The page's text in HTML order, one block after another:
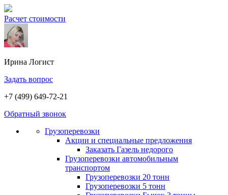
Расчет стоимости
Ирина Логист
Задать вопрос
+7 (499) 649-72-21
Обратный звонок
Грузоперевозки
Акции и специальные предложения
Заказать Газель недорого
Грузоперевозки автомобильным
транспортом
Грузоперевозки 20 тонн
Грузоперевозки 5 тонн